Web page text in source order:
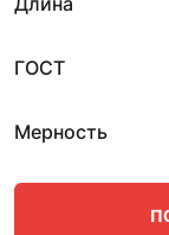
ГОСТ
Мерность